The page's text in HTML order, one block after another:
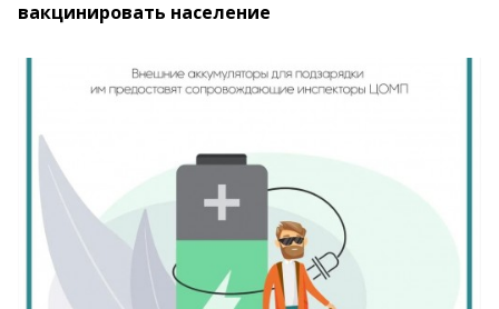
вакцинировать население